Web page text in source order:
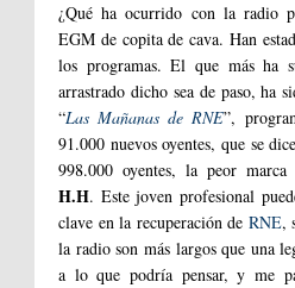
¿Qué ha ocurrido con la radio
EGM de copita de cava. Han
los programas. El que más ha
arrastrado dicho sea de paso, ha
“Las Mañanas de RNE”,
91.000 nuevos oyentes, que se
998.000 oyentes, la peor marca
H.H. Este joven profesional
clave en la recuperación de RNE,
la radio son más largos que una
a lo que podría pensar, y me